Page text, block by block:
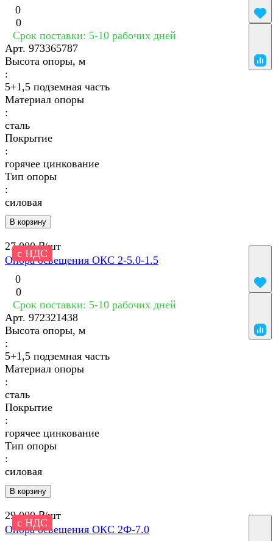
0
0
Срок поставки: 5-10 рабочих дней
Арт. 973365787
В корзину
Высота опоры, м
:
5+1,5 подземная часть
Материал опоры
:
сталь
Покрытие
:
горячее цинкование
Тип опоры
:
силовая
с НДС
27 000 ₽/шт
Опора освещения ОКС 2-5.0-1.5
0
0
Срок поставки: 5-10 рабочих дней
Арт. 972321438
В корзину
Высота опоры, м
:
5+1,5 подземная часть
Материал опоры
:
сталь
Покрытие
:
горячее цинкование
Тип опоры
:
силовая
с НДС
29 000 ₽/шт
Опора освещения ОКС 2Ф-7.0